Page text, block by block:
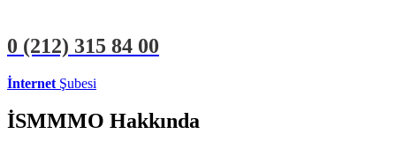
0 (212) 315 84 00
İnternet Şubesi
İSMMMO Hakkında